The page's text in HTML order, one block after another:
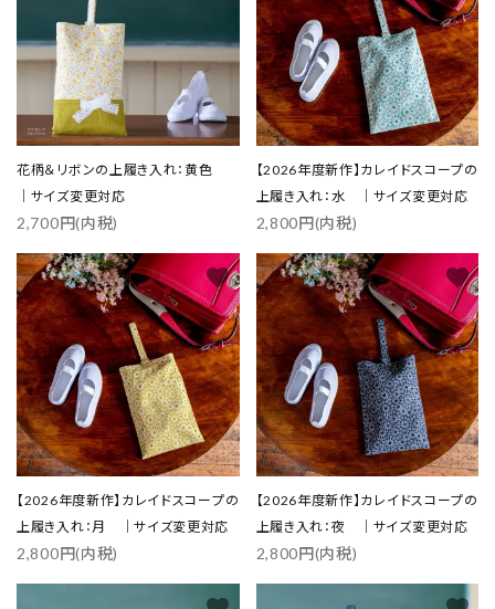
花柄＆リボンの上履き入れ：黄色
｜サイズ変更対応
2,700円(内税)
【2026年度新作】カレイドスコープの
上履き入れ：水 ｜サイズ変更対応
2,800円(内税)
【2026年度新作】カレイドスコープの
上履き入れ：月 ｜サイズ変更対応
2,800円(内税)
favorite
【2026年度新作】カレイドスコープの
上履き入れ：夜 ｜サイズ変更対応
2,800円(内税)
favorite